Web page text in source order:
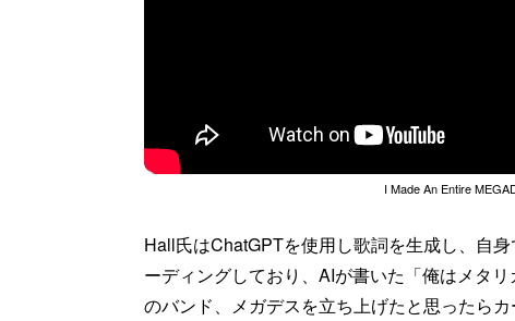
I Made An Entire
Hall氏はChatGPTを使用し歌詞を生成し、自
ーディングしており、AIが書いた「俺はメタ
のバンド、メガデスを立ち上げたと思ったら